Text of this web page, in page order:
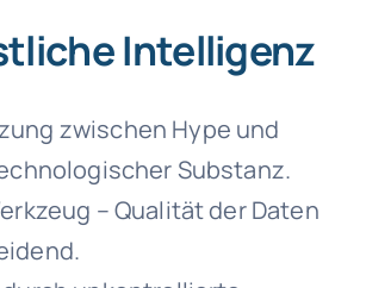
Intelligenz
zwischen Hype und
Substanz.
– Qualität der Daten